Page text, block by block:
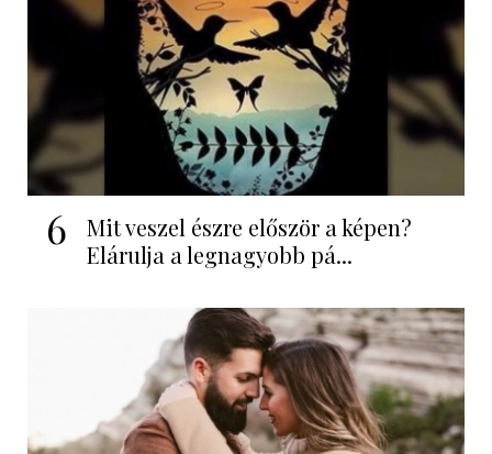
6
Mit veszel észre először a képen?
Elárulja a legnagyobb pá...